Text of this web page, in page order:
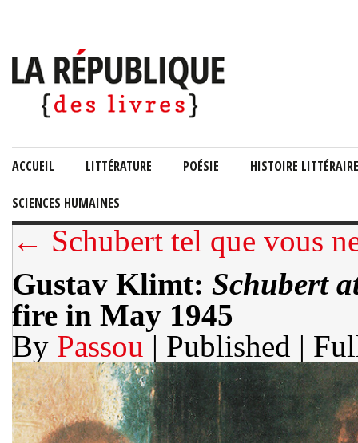
ACCUEIL LITTÉRATURE POÉSIE HISTOIRE LITTÉRAIRE
SCIENCES HUMAINES
← Schubert tel que vous
Gustav Klimt: Schubert
fire in May 1945
By Passou | Published |